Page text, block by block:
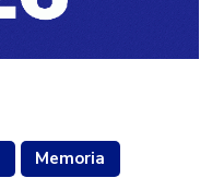
Memoria